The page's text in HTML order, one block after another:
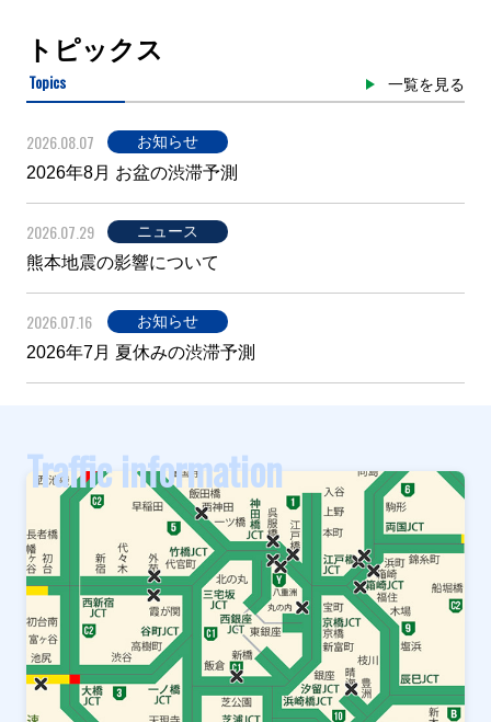
トピックス
Topics 一覧を見る
2026.08.07 お知らせ
2026年8月 お盆の渋滞予測
2026.07.29 ニュース
熊本地震の影響について
2026.07.16 お知らせ
2026年7月 夏休みの渋滞予測
Traffic information